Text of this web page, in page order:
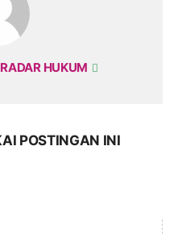
RADAR HUKUM
POSTINGAN INI